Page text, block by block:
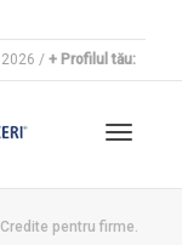
/ + Profilul tău:
pentru firme.